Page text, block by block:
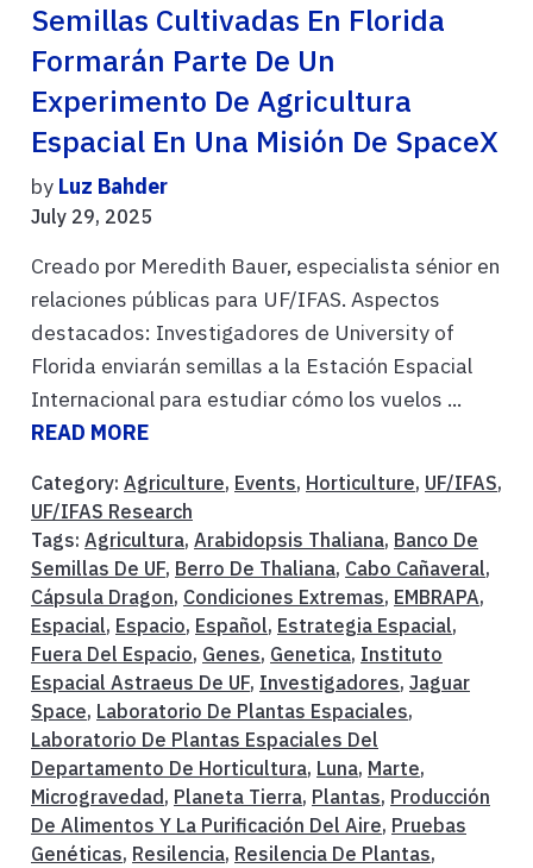
Semillas Cultivadas En Florida
Formarán Parte De Un
Experimento De Agricultura
Espacial En Una Misión De SpaceX
by Luz Bahder
July 29, 2025
Creado por Meredith Bauer, especialista sénior en
relaciones públicas para UF/IFAS. Aspectos
destacados: Investigadores de University of
Florida enviarán semillas a la Estación Espacial
Internacional para estudiar cómo los vuelos ...
READ MORE
Category: Agriculture, Events, Horticulture, UF/IFAS,
UF/IFAS Research
Tags: Agricultura, Arabidopsis Thaliana, Banco De
Semillas De UF, Berro De Thaliana, Cabo Cañaveral,
Cápsula Dragon, Condiciones Extremas, EMBRAPA,
Espacial, Espacio, Español, Estrategia Espacial,
Fuera Del Espacio, Genes, Genetica, Instituto
Espacial Astraeus De UF, Investigadores, Jaguar
Space, Laboratorio De Plantas Espaciales,
Laboratorio De Plantas Espaciales Del
Departamento De Horticultura, Luna, Marte,
Microgravedad , Planeta Tierra, Plantas, Producción
De Alimentos Y La Purificación Del Aire, Pruebas
Genéticas, Resilencia, Resilencia De Plantas,